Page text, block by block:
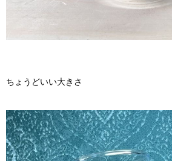
ちょうどいい大きさ